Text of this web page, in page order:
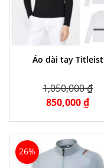
Áo dài tay Titleist
1,050,000 ₫
850,000 ₫
26%